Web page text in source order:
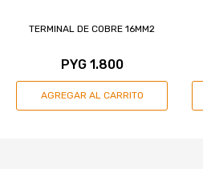
TERMINAL DE COBRE 16MM2
PYG 1.800